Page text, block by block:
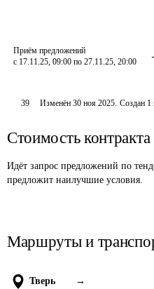
Приём предложений
с 17.11.25, 09:00 по 27.11.25, 20:00
39 Изменён30 ноя 2025. Создан 1
Стоимость контракта
Идёт запрос предложений по
предложит наилучшие условия.
Маршруты и
Тверь →